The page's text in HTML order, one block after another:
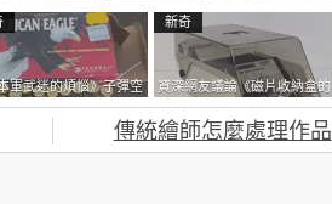
軍武迷的煩惱》子彈空
本超級貴 美國網友直
箱寄給他了
新奇
資深網友議論《磁片收納盒的
鎖有什麼用》想偷的話整盒拿
走不就好了嗎？
傳統繪師怎麼處理作品